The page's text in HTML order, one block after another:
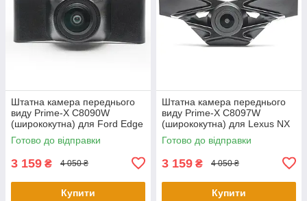
Штатна камера переднього
виду Prime-X C8090W
(ширококутна) для Ford Edge
2015-2017
Готово до відправки
3 159 ₴ 4 050 ₴
Купити
Штатна камера переднього
виду Prime-X C8097W
(ширококутна) для Lexus NX
2015-2017
Готово до відправки
3 159 ₴ 4 050 ₴
Купити